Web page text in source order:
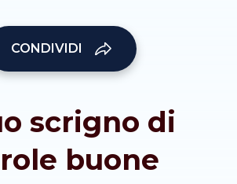
CONDIVIDI
scrigno di
buone